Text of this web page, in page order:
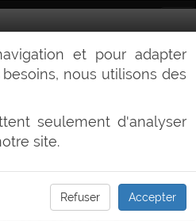
Prévention du Risque
UNIQUE
et pour adapter
nous utilisons des
seulement d'analyser
site.
Refuser Accepter